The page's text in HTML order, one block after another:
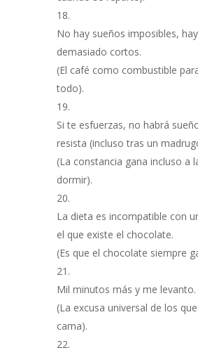
No hay sueños imposibles,
demasiado cortos.
(El café como combustible
todo).
Si te esfuerzas, no habrá
resista (incluso tras un
(La constancia gana incluso a
dormir).
La dieta es incompatible con
el que existe el chocolate.
(Es que el chocolate siempre
Mil minutos más y me levanto.
(La excusa universal de los
cama).